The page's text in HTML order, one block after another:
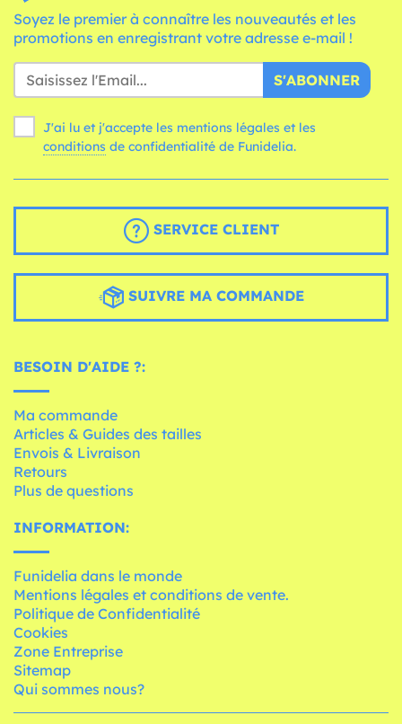
Soyez le premier à connaître les nouveautés et les
promotions en enregistrant votre adresse e-mail !
S'ABONNER
J'ai lu et j'accepte les mentions légales et les
conditions de confidentialité de Funidelia.
SERVICE CLIENT
SUIVRE MA COMMANDE
BESOIN D'AIDE ?:
Ma commande
Articles & Guides des tailles
Envois & Livraison
Retours
Plus de questions
INFORMATION:
Funidelia dans le monde
Mentions légales et conditions de vente.
Politique de Confidentialité
Cookies
Zone Entreprise
Sitemap
Qui sommes nous?